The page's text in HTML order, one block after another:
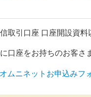
取引口座 口座開設資料
口座をお持ちのお客さ
オムニネットお申込みフ